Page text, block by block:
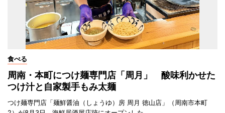
食べる
周南・本町につけ麺専門店「周月」 酸味利かせた
つけ汁と自家製手もみ太麺
つけ麺専門店「麺鮮醤油（しょうゆ）房 周月 徳山店」（周南市本町